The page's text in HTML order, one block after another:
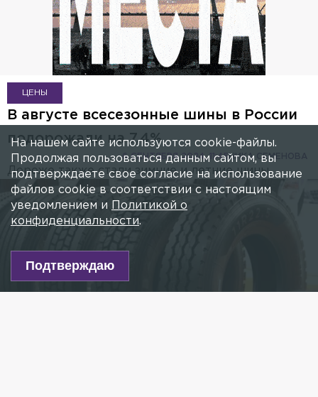
ЦЕНЫ
В августе всесезонные шины в России
подорожали на 7,4%
НИКА СЕМЕНОВА
6 СЕНТЯБРЯ 2024, 11:45
Дороже также стали зимние и летние шины.
На нашем сайте используются cookie-файлы.
Продолжая пользоваться данным сайтом, вы
подтверждаете свое согласие на использование
файлов cookie в соответствии с настоящим
уведомлением и
Политикой о
конфиденциальности.
Подтверждаю